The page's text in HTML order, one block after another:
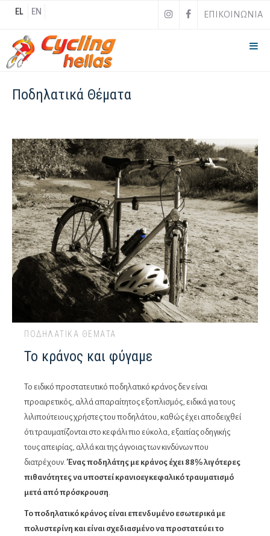
EL EN ΕΠΙΚΟΙΝΩΝΙΑ
Ποδηλατικά Θέματα
ΠΟΔΗΛΑΤΙΚΆ ΘΈΜΑΤΑ
Το κράνος και φύγαμε
Το ειδικό προστατευτικό ποδηλατικό κράνος δεν είναι
προαιρετικός, αλλά απαραίτητος εξοπλισμός, ειδικά για τους
λιλιπούτειους χρήστες του ποδηλάτου, καθώς έχει αποδειχθεί
ότι τραυματίζονται στο κεφάλι πιο εύκολα, εξαιτίας οδηγικής
τους απειρίας, αλλά και της άγνοιας των κινδύνων που
διατρέχουν.Ένας ποδηλάτης με κράνος έχει 88% λιγότερες
πιθανότητες να υποστεί κρανιοεγκεφαλικό τραυματισμό
μετά από πρόσκρουση.
Το ποδηλατικό κράνος είναι επενδυμένο εσωτερικά με
πολυστερίνη και είναι σχεδιασμένο να προστατεύει το